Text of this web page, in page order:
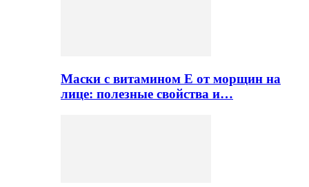
Маски с витамином Е от морщин на
лице: полезные свойства и…